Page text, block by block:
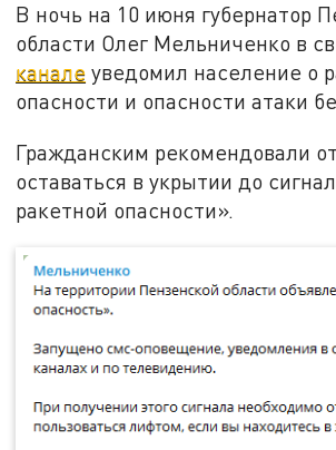
В ночь на 10 июня губернатор
области Олег Мельниченко в
канале уведомил население о
опасности и опасности атаки
Гражданским рекомендовали
оставаться в укрытии до
ракетной опасности».